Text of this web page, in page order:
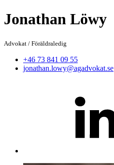
Jonathan Löwy
Advokat / Föräldraledig
+46 73 841 09 55
jonathan.lowy@agadvokat.se